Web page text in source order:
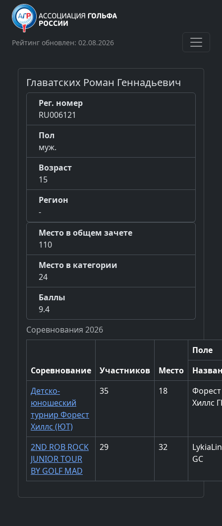
Рейтинг обновлен: 02.08.2026
Главатских Роман Геннадьевич
Рег. номер
RU006121
Пол
муж.
Возраст
15
Регион
-
Место в общем зачете
110
Место в категории
24
Баллы
9.4
Соревнования 2026
Соревнование Участников Место
Поле
Детско-
юношеский
турнир Форест
Хиллс (ЮТ)
35 18
Форест
Хиллс
2ND ROB ROCK
JUNIOR TOUR
BY GOLF MAD
29 32
GC